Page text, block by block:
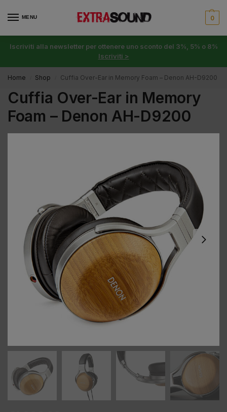
MENU 0
Iscriviti alla newsletter per ottenere uno sconto del 3%, 5% o 8%
Iscriviti >
Home Shop Cuffia Over-Ear in Memory Foam – Denon AH-D9200
Cuffia Over-Ear in Memory
Foam – Denon AH-D9200